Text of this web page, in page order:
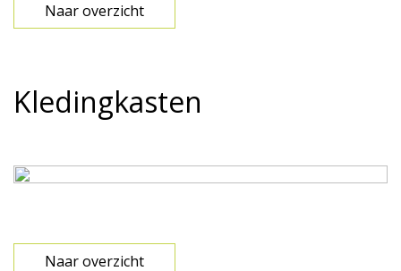
Naar overzicht
Kledingkasten
Naar overzicht